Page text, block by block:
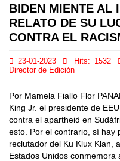
BIDEN MIENTE AL
RELATO DE SU
CONTRA EL
23-01-2023 Hits: 1532
Director de Edición
Por Mamela Fiallo Flor
King Jr. el presidente de
contra el apartheid en
esto. Por el contrario, sí hay
reclutador del Ku Klux Klan,
Estados Unidos conmemora